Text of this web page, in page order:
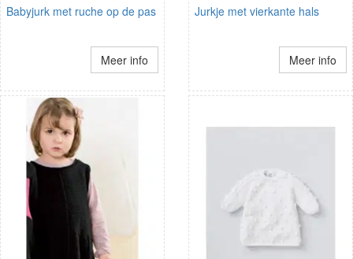
Babyjurk met ruche op de pas
Meer info
Jurkje met vierkante hals
Meer info